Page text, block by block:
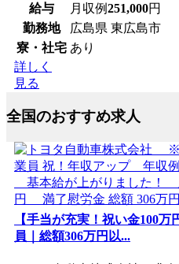
給与
月収例251,000円
勤務地
広島県 東広島市
寮・社宅 あり
詳しく
見る
全国のおすすめ求人
【手当が充実！祝い金100
員｜総額306万円以...